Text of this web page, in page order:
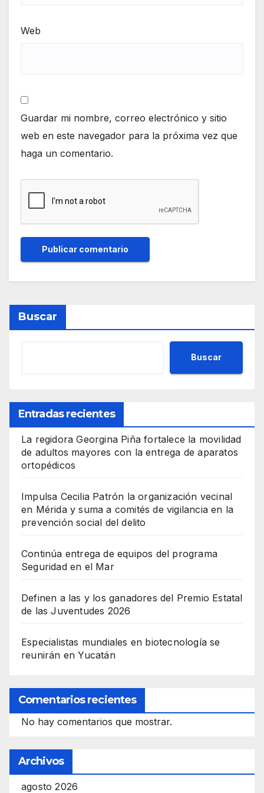
Web
Guardar mi nombre, correo electrónico y sitio
web en este navegador para la próxima vez que
haga un comentario.
Buscar
Buscar
Entradas recientes
La regidora Georgina Piña fortalece la movilidad
de adultos mayores con la entrega de aparatos
ortopédicos
Impulsa Cecilia Patrón la organización vecinal
en Mérida y suma a comités de vigilancia en la
prevención social del delito
Continúa entrega de equipos del programa
Seguridad en el Mar
Definen a las y los ganadores del Premio Estatal
de las Juventudes 2026
Especialistas mundiales en biotecnología se
reunirán en Yucatán
Comentarios recientes
No hay comentarios que mostrar.
Archivos
agosto 2026